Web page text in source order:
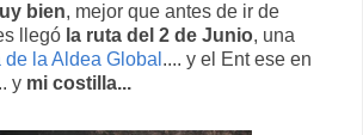
bien, mejor que antes de ir de
llegó la ruta del 2 de Junio, una
de la Aldea Global .... y el Ent ese en
y mi costilla...